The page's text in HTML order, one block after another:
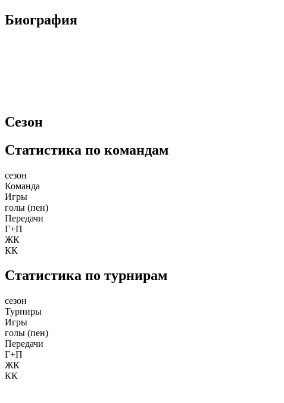
Биография
Сезон
Статистика по командам
сезон
Команда
Игры
голы (пен)
Передачи
Г+П
ЖК
КК
Статистика по турнирам
сезон
Турниры
Игры
голы (пен)
Передачи
Г+П
ЖК
КК